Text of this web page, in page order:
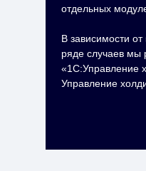
отдельных
В зависимости
ряде случаев мы
«1С:Управление
Управление